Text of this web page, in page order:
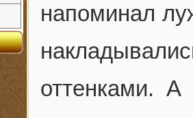
напоминал
оттенками.